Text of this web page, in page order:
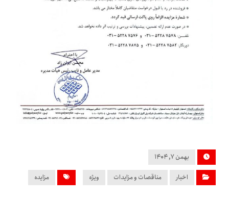
بهمن ۷, ۱۴۰۴
اخبار مناقصات و مزایدات ویژه مزایده